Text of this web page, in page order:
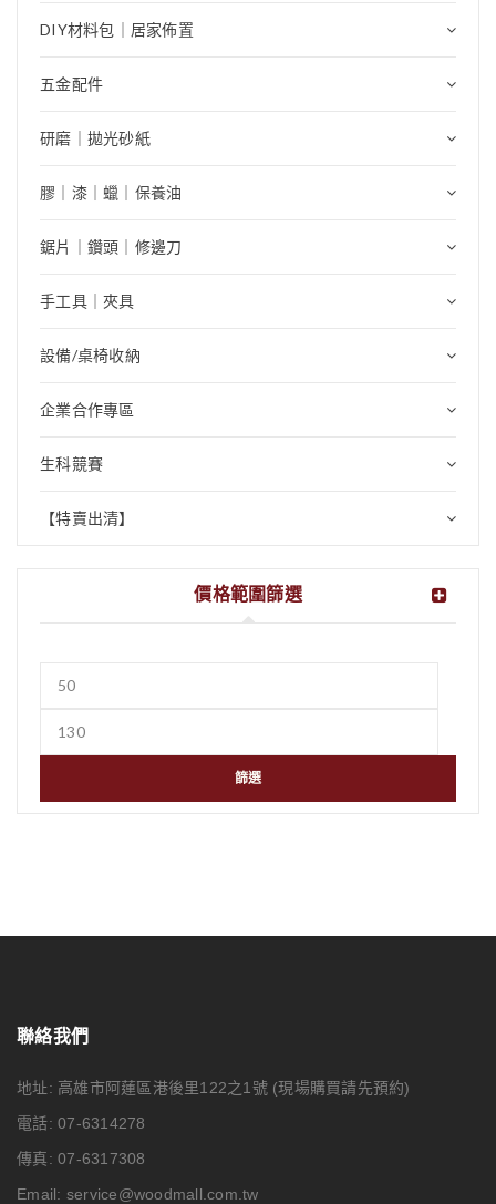
DIY材料包｜居家佈置
五金配件
研磨｜拋光砂紙
膠｜漆｜蠟｜保養油
鋸片｜鑽頭｜修邊刀
手工具｜夾具
設備/桌椅收納
企業合作專區
生科競賽
【特賣出清】
價格範圍篩選
篩選
聯絡我們
地址: 高雄市阿蓮區港後里122之1號 (現場購買請先預約)
電話: 07-6314278
傳真: 07-6317308
Email: service@woodmall.com.tw